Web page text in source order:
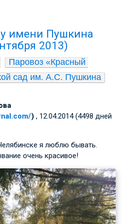
имени Пушкина
2013)
Паровоз «Красный
сад им. А.С. Пушкина
) , 12.04.2014 (4498 дней
я люблю бывать.
очень красивое!